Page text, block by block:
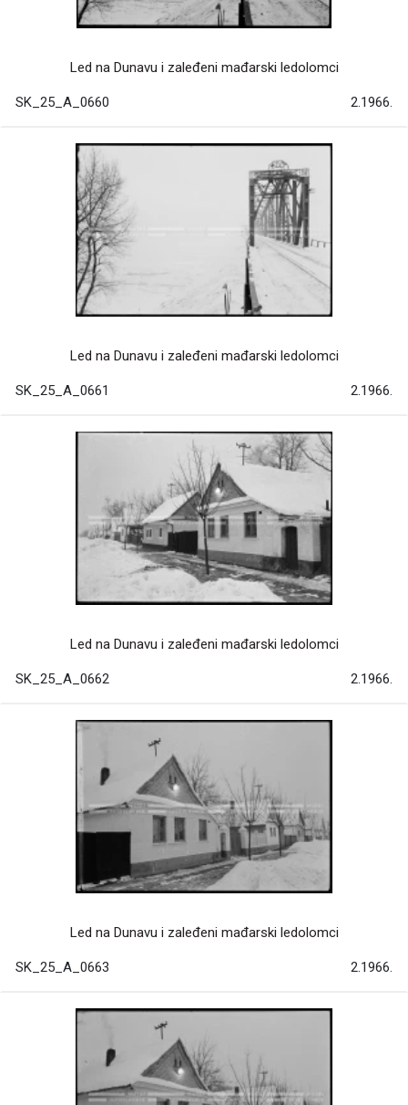
Led na Dunavu i zaleđeni mađarski ledolomci
SK_25_A_0660 2.1966.
Led na Dunavu i zaleđeni mađarski ledolomci
SK_25_A_0661 2.1966.
Led na Dunavu i zaleđeni mađarski ledolomci
SK_25_A_0662 2.1966.
Led na Dunavu i zaleđeni mađarski ledolomci
SK_25_A_0663 2.1966.